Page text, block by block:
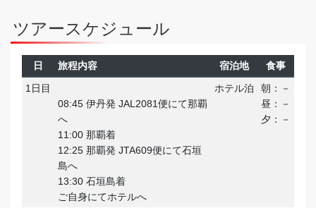
ツアースケジュール
日 旅程内容 宿泊地
食事
1日目
08:45 伊丹発 JAL2081便にて那覇
へ
11:00 那覇着
12:25 那覇発 JTA609便にて石垣
島へ
13:30 石垣島着
ご自身にてホテルへ
ホテル泊
朝：－
昼：－
夕：－